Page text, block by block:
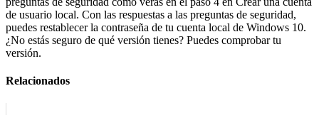
de usuario local. Con las respuestas a las preguntas de seguridad,
puedes restablecer la contraseña de tu cuenta local de Windows 10.
¿No estás seguro de qué versión tienes? Puedes comprobar tu
versión.
Relacionados